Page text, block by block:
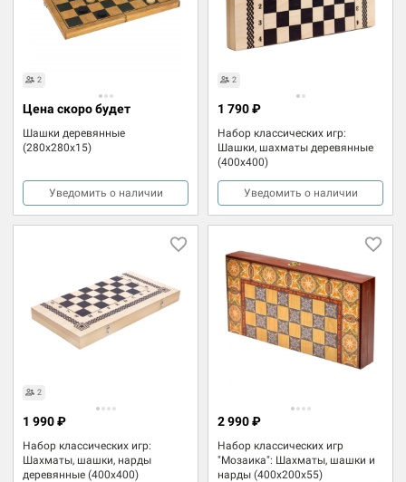
2
Шашки деревянные
(280x280x15)
Цена скоро будет
Уведомить о наличии
2
Набор классических игр:
Шашки, шахматы деревянные
(400x400)
1 790 ₽
Уведомить о наличии
2
Набор классических игр:
Шахматы, шашки, нарды
деревянные (400x400)
1 990 ₽
Набор классических игр
"Мозаика": Шахматы, шашки и
нарды (400x200x55)
2 990 ₽